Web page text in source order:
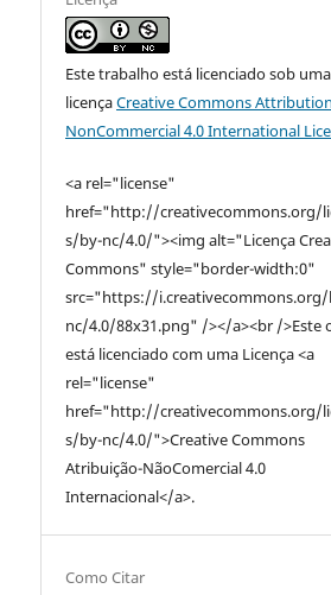
Este trabalho está licenciado sob uma
licençaCreative Commons
NonCommercial 4.0 International
<a rel="license"
href="http://creativecommons.org/
s/by-nc/4.0/"><img alt="Licença
Commons" style="border-width:0"
src="https://
nc/4.0/88x31.png" /></a><br />Este
está licenciado com uma Licença <a
rel="license"
href="http://creativecommons.org/
s/by-nc/4.0/">Creative Commons
Atribuição-NãoComercial 4.0
Internacional</a>.
Como Citar